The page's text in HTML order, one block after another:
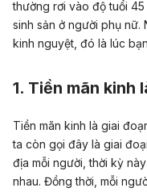
thường rơi vào độ tuổi
sinh sản ở người phụ
kinh nguyệt, đó là lúc
1. Tiền mãn kinh
Tiền mãn kinh là giai
ta còn gọi đây là giai
địa mỗi người, thời kỳ
nhau. Đồng thời, mỗi